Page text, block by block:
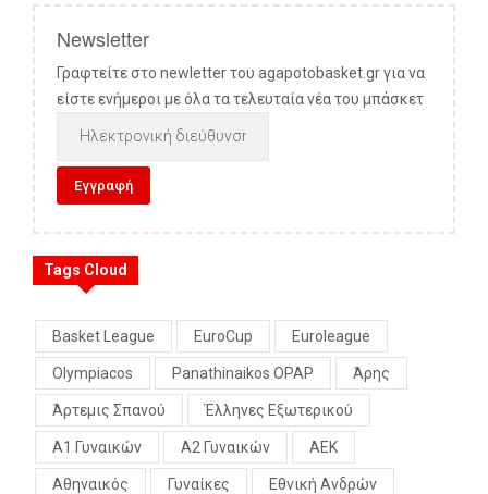
Newsletter
Γραφτείτε στο newletter του agapotobasket.gr για να
είστε ενήμεροι με όλα τα τελευταία νέα του μπάσκετ
Tags Cloud
Basket League EuroCup Euroleague
Olympiacos Panathinaikos OPAP Άρης
Άρτεμις Σπανού Έλληνες Εξωτερικού
Α1 Γυναικών Α2 Γυναικών ΑΕΚ
Αθηναικός Γυναίκες Εθνική Ανδρών